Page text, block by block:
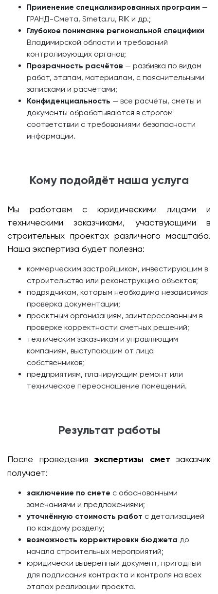
Применение специализированных программ —
ГРАНД-Смета, Smeta.ru, RIK и др.;
Глубокое понимание региональной специфики
Владимирской области и требований
контролирующих органов;
Прозрачность расчётов — разбивка по видам
работ, этапам, материалам, с пояснительными
записками и расчётами;
Конфиденциальность — все расчёты, сметы и
документы обрабатываются в строгом
соответствии с требованиями безопасности
информации.
Кому подойдёт наша услуга
Мы работаем с юридическими лицами и
техническими заказчиками, участвующими в
строительных проектах различного масштаба.
Наша экспертиза будет полезна:
коммерческим застройщикам, инвестирующим в
строительство или реконструкцию объектов;
подрядчикам, которым необходима независимая
проверка документации;
проектным организациям, заинтересованным в
проверке корректности сметных решений;
техническим заказчикам и управляющим
компаниям, выступающим от лица
собственников;
предприятиям, планирующим ремонт или
техническое переоснащение помещений.
Результат работы
После проведения экспертизы смет заказчик
получает:
заключение по смете с обоснованными
замечаниями и предложениями;
уточнённую стоимость работ с детализацией
по каждому разделу;
возможность корректировки бюджета до
начала строительных мероприятий;
юридически выверенный документ, пригодный
для подписания контракта и контроля на всех
этапах реализации проекта.